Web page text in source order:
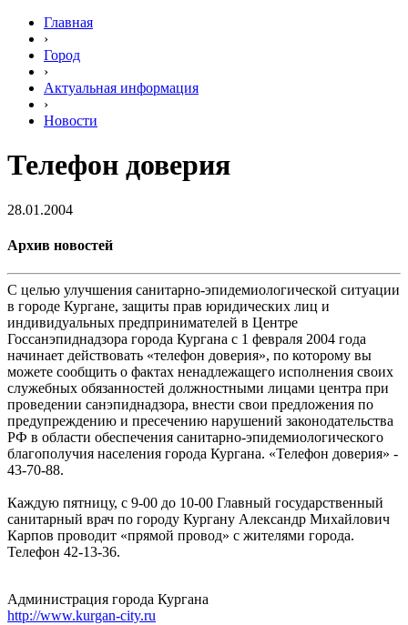
Главная
›
Город
›
Актуальная информация
›
Новости
Телефон доверия
28.01.2004
Архив новостей
С целью улучшения санитарно-эпидемиологической ситуации
в городе Кургане, защиты прав юридических лиц и
индивидуальных предпринимателей в Центре
Госсанэпиднадзора города Кургана с 1 февраля 2004 года
начинает действовать «телефон доверия», по которому вы
можете сообщить о фактах ненадлежащего исполнения своих
служебных обязанностей должностными лицами центра при
проведении санэпиднадзора, внести свои предложения по
предупреждению и пресечению нарушений законодательства
РФ в области обеспечения санитарно-эпидемиологического
благополучия населения города Кургана. «Телефон доверия» -
43-70-88.
Каждую пятницу, с 9-00 до 10-00 Главный государственный
санитарный врач по городу Кургану Александр Михайлович
Карпов проводит «прямой провод» с жителями города.
Телефон 42-13-36.
Администрация города Кургана
http://www.kurgan-city.ru